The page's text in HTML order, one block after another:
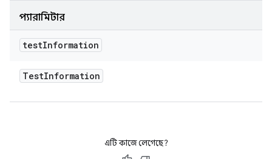
প্যারামিটার
testInformation
TestInformation
এটি কাজে লেগেছে?